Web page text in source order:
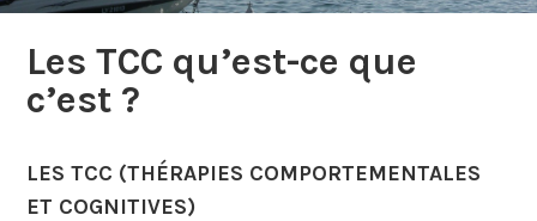
Les TCC qu’est-ce que
c’est ?
LES TCC (THÉRAPIES COMPORTEMENTALES
ET COGNITIVES)